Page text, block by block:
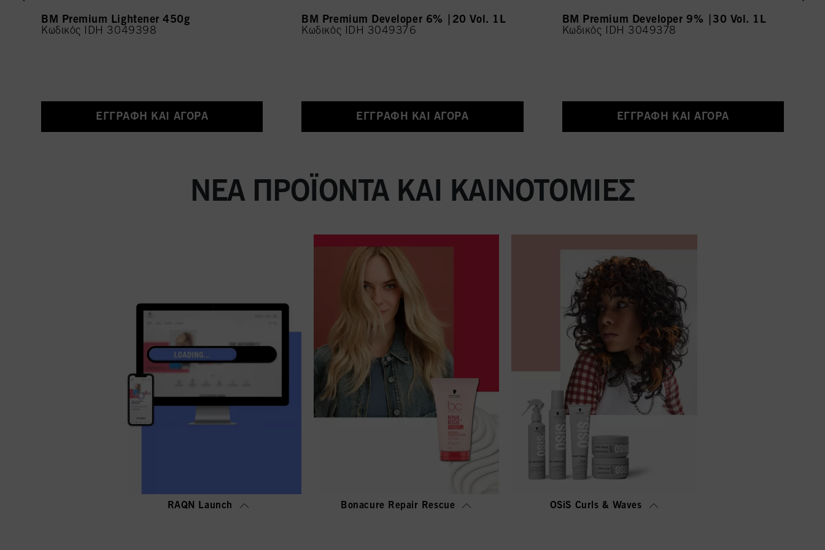
BM Premium Lightener 450g
Κωδικός IDH 3049398
ΕΓΓΡΑΦΉ ΚΑΙ ΑΓΟΡΆ
BM Premium Developer 6% |20 Vol. 1L
Κωδικός IDH 3049376
ΕΓΓΡΑΦΉ ΚΑΙ ΑΓΟΡΆ
BM Premium Developer 9% |30 Vol. 1L
Κωδικός IDH 3049378
ΕΓΓΡΑΦΉ ΚΑΙ ΑΓΟΡΆ
ΝΈΑ ΠΡΟΪΌΝΤΑ ΚΑΙ ΚΑΙΝΟΤΟΜΊΕΣ
RAQN Launch Bonacure Repair Rescue OSiS Curls & Waves